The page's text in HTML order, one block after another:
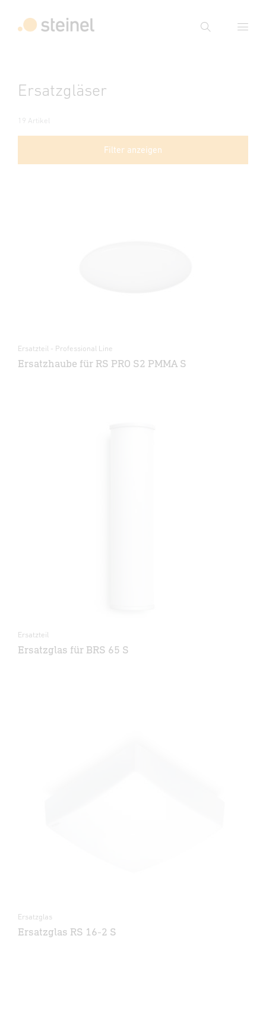
Suche
Suche
Ersatzgläser
19 Artikel
Filter anzeigen
Ersatzteil - Professional Line
Ersatzhaube für RS PRO S2 PMMA S
Ersatzteil
Ersatzglas für BRS 65 S
Ersatzglas
Ersatzglas RS 16-2 S